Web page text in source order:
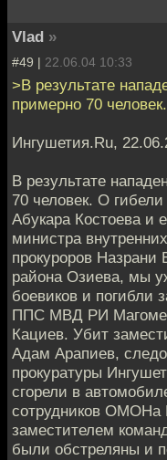
Vlad »
#49 | 22.06.04 10:33
>В результате
примерно 70 человек.
Ингушетия.Ru,
В результате
70 человек. О
Абукара Костоева и
министра
прокуроров Назрани
района Озиева, мы
боевиков и погибли
ППС МВД РИ
Кациев. Убит
Адам Арапиев,
прокуратуры
сгорели в
сотрудников ОМОНа
заместителем
были обстреляны и